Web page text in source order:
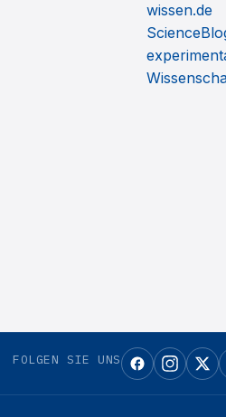
wissen.de
FOLGEN SIE UNS